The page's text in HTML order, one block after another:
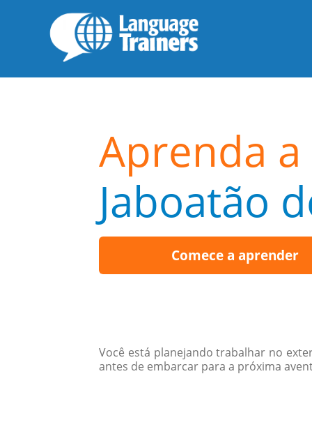
Aprenda
Jaboatão
Comece a aprender
Você está planejando trabalhar no
antes de embarcar para a próxima